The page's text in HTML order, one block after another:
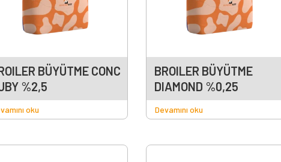
BÜYÜTME CONC
%2,5
oku
BROILER BÜYÜTME
DIAMOND %0,25
Devamını oku